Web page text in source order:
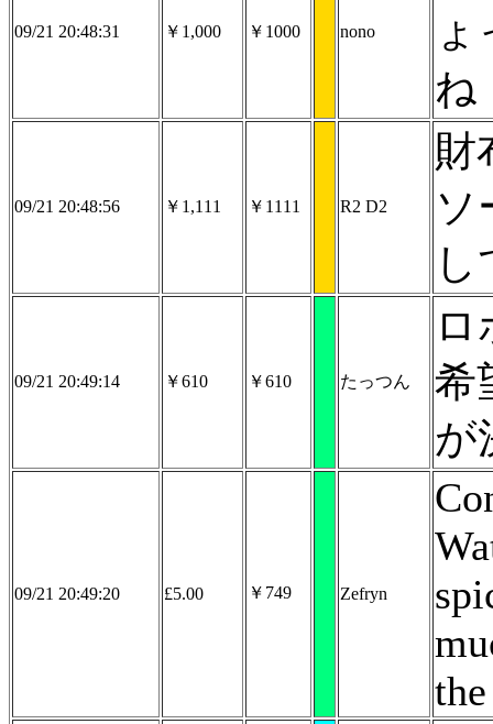
09/21 20:48:31 ￥1,000 ￥1000 nono
ね
09/21 20:48:56 ￥1,111 ￥1111 R2 D2
財
ソ
09/21 20:49:14 ￥610 ￥610 たっつん
希
が
09/21 20:49:20 £5.00 ￥749 Zefryn